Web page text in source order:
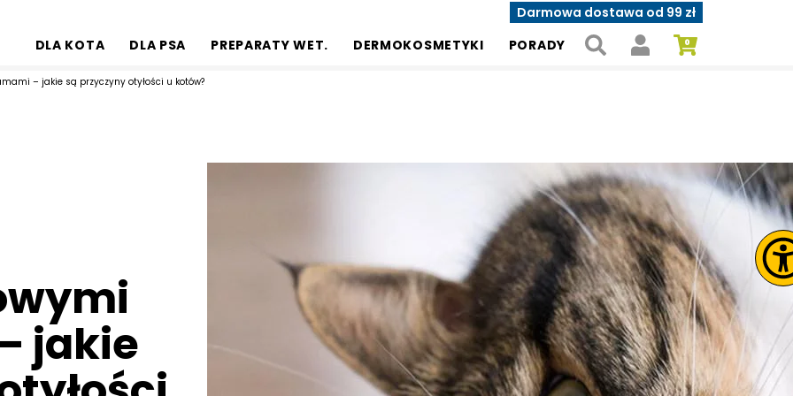
Darmowa dostawa od 99 zł
DLA KOTA
DLA PSA PREPARATY WET. DERMOKOSMETYKI PORADY
– jakie są przyczyny otyłości u kotów?
jakie